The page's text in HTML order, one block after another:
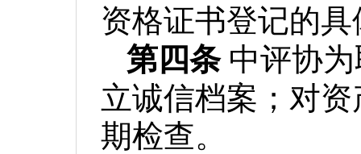
资格证书登记的
第四条 中评协
立诚信档案；对
期检查。